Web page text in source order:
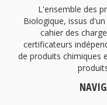
L'ensemble des
Biologique, issus
cahier des
certificateurs
de produits chimiques